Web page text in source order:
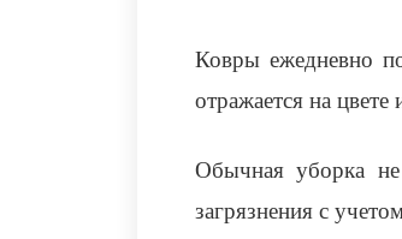
Ковры ежедневно
отражается на
Обычная уборка не
загрязнения с